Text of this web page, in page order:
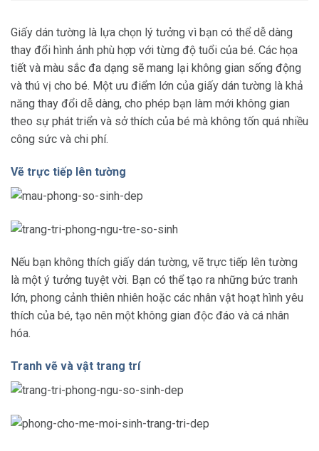
Giấy dán tường là lựa chọn lý tưởng vì bạn có thể dễ dàng
thay đổi hình ảnh phù hợp với từng độ tuổi của bé. Các họa
tiết và màu sắc đa dạng sẽ mang lại không gian sống động
và thú vị cho bé. Một ưu điểm lớn của giấy dán tường là khả
năng thay đổi dễ dàng, cho phép bạn làm mới không gian
theo sự phát triển và sở thích của bé mà không tốn quá nhiều
công sức và chi phí.
Vẽ trực tiếp lên tường
Nếu bạn không thích giấy dán tường, vẽ trực tiếp lên tường
là một ý tưởng tuyệt vời. Bạn có thể tạo ra những bức tranh
lớn, phong cảnh thiên nhiên hoặc các nhân vật hoạt hình yêu
thích của bé, tạo nên một không gian độc đáo và cá nhân
hóa.
Tranh vẽ và vật trang trí